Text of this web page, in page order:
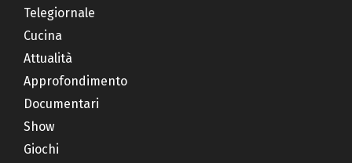
Telegiornale
Cucina
Attualità
Approfondimento
Documentari
Show
Giochi